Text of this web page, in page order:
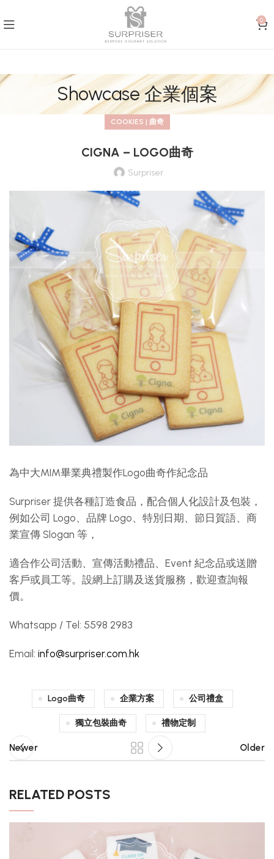
0
Showcase 企業個案
COOKIES | 曲奇
CIGNA – LOGO曲奇
Surpriser
為中大MIM畢業典禮製作Logo曲奇作紀念品
Surpriser 提供各種訂造食品，配合個人化設計及包裝，
例如公司 Logo、品牌 Logo、特別日期、節日賀語、商
業宣傳 Slogan 等，
適合作公司活動、宣傳活動禮品、Event 紀念品或送贈
客戶或員工等。設網上訂購及送貨服務，歡迎查詢報
價。
Whatsapp / Tel: 5598 2983
Email: info@surpriser.com.hk
Logo曲奇 企業方案 公司禮盒
獨立包裝曲奇 禮物定制
Newer Older
RELATED POSTS